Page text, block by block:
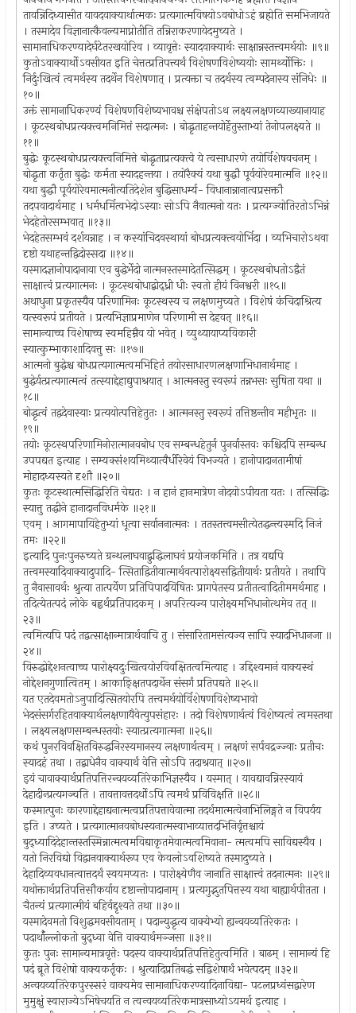
तावन्निदिध्यासीत यावदवाक्यार्थात्मकः प्रत्यगात्मविषयोऽवबोधोऽहं ब्रह्मेति समभिजायते
। तस्मादेव विज्ञानात्कैवल्यमाप्नोतीति तन्निराकरणायेदमुच्यते ।
सामानाधिकरण्यादेर्घटेतरखयोरिव । व्यावृत्तेः स्यादवाक्यार्थः साक्षान्नस्तत्त्वमर्थयोः ॥९॥
कुतोऽवाक्यार्थोऽवसीयत इति चेत्तत्प्रतिपत्त्यर्थं विशेषणविशेष्ययोः सामर्थ्योक्तिः ।
निर्दुःखित्वं त्वमर्थस्य तदर्थेन विशेषणात् । प्रत्यक्ता च तदर्थस्य त्वम्पदेनास्य संनिधेः ॥
१०॥
उक्तं सामानाधिकरण्यं विशेषणविशेष्यभावश्च संक्षेपतोऽथ लक्ष्यलक्षणव्याख्यानायाह
। कूटस्थबोधप्रत्यक्त्वमनिमित्तं सदात्मनः । बोद्धृताहन्तयोर्हेतुस्ताभ्यां तेनोपलक्ष्यते ॥
११॥
बुद्धेः कूटस्थबोधप्रत्यक्त्वनिमित्ते बोद्धृताप्रत्यक्त्वे ये त्वसाधारणे तयोर्विशेषवचनम् ।
बोद्धृता कर्तृता बुद्धेः कर्मता स्यादहन्तया । तयोरैक्यं यथा बुद्धौ पूर्वयोरेवमात्मनि ॥१२॥
यथा बुद्धौ पूर्वयोरेवमात्मनीत्यतिदेशेन बुद्धिसाधर्म्य- विधानान्नानात्वप्रसक्तौ
तदपवादार्थमाह । धर्मधर्मित्वभेदोऽस्याः सोऽपि नैवात्मनो यतः । प्रत्यग्ज्योतिरतोऽभिन्नं
भेदहेतोरसम्भवात् ॥१३॥
भेदहेतसम्भवं दर्शयन्नाह । न कस्यांचिदवस्थायां बोधप्रत्यक्त्वयोर्भिदा । व्यभिचारोऽथवा
दृष्टो यथाहन्तद्विदोस्सदा ॥१४॥
यस्मादज्ञानोपादानाया एव बुद्धेर्भेदो नात्मनस्तस्मादेतत्सिद्धम् । कूटस्थबोधतोऽद्वैतं
साक्षात्त्वं प्रत्यगात्मनः । कूटस्थबोधाद्बोद्ध्री धीः स्वतो हीयं विनश्वरी ॥१५॥
अथाधुना प्रकृतस्यैव परिणामिनः कूटस्थस्य च लक्षणमुच्यते । विशेषं कंचिदाश्रित्य
यत्स्वरूपं प्रतीयते । प्रत्यभिज्ञाप्रमाणेन परिणामी स देहवत् ॥१६॥
सामान्याच्च विशेषाच्च स्वमहिम्नैव यो भवेत् । व्युथ्यायाप्यविकारी
स्यात्कुम्भाकाशादिवत्तु सः ॥१७॥
आत्मनो बुद्धेश्च बोधप्रत्यगात्मत्वमभिहितं तयोरसाधारणलक्षणाभिधानार्थमाह ।
बुद्धेर्यत्प्रत्यगात्मत्वं तत्स्याद्देहाद्युपाश्रयात् । आत्मनस्तु स्वरूपं तन्नभसः सुषिता यथा ॥
१८॥
बोद्धृत्वं तद्वदेवास्याः प्रत्ययोत्पत्तिहेतुतः । आत्मनस्तु स्वरूपं तत्तिष्ठन्तीव महीभृतः ॥
१९॥
तयोः कूटस्थपरिणामिनोरात्मानवबोध एव सम्बन्धहेतुर्न पुनर्वास्तवः कश्चिदपि सम्बन्ध
उपपद्यत इत्याह । सम्यक्संशयमिथ्यात्वैर्धीरेवेयं विभज्यते । हानोपादानतामीषां
मोहादध्यस्यते दृशौ ॥२०॥
कुतः कूटस्थात्मसिद्धिरिति चेद्यतः । न हानं हानमात्रेण नोदयोऽपीयता यतः । तत्सिद्धिः
स्यात्तु तद्धीने हानादानविधर्मके ॥२१॥
एवम् । आगमापायिहेतुभ्यां धूत्वा सर्वाननात्मनः । ततस्तत्त्वमसीत्येतद्धन्त्यस्मदि निजं
तमः ॥२२॥
इत्यादि पुनःपुनरुच्यते ग्रन्थलाघवाद्बुद्धिलाघवं प्रयोजकमिति । तत्र यद्यपि
तत्त्वमस्यादिवाक्यादुपादि- त्सिताद्वितीयात्मार्थवत्पारोक्ष्यसद्वितीयार्थः प्रतीयते । तथापि
तु नैवासावर्थः श्रुत्या तात्पर्येण प्रतिपिपादयिषितः प्रागपेतस्य प्रतीतत्वादितीममर्थमाह ।
तदित्येतत्पदं लोके बह्वर्थप्रतिपादकम् । अपरित्यज्य पारोक्ष्यमभिधानोत्थमेव तत् ॥
२३॥
त्वमित्यपि पदं तद्वत्साक्षान्मात्रार्थवाचि तु । संसारितामसंत्यज्य सापि स्यादभिधानजा ॥
२४॥
विरुद्धोद्देशनत्वाच्च पारोक्ष्यदुःखित्वयोरविवक्षितत्वमित्याह । उद्दिश्यमानं वाक्यस्थं
नोद्देशनगुणात्वितम् । आकाङ्क्षितपदार्थेन संसर्गं प्रतिपद्यते ॥२५॥
यत एतदेवमतोऽनुपादित्सितयोरपि तत्त्वमर्थयोर्विशेषणविशेष्यभावो
भेदसंसर्गरहितवाक्यार्थलक्षणायैवेत्युपसंहारः । तदो विशेषणार्थत्वं विशेष्यत्वं त्वमस्तथा
। लक्ष्यलक्षणसम्बन्धस्तयोः स्यात्प्रत्यगात्मना ॥२६॥
कथं पुनरविवक्षितविरुद्धनिरस्यमानस्य लक्षणार्थत्वम् । लक्षणं सर्पवद्रज्ज्वाः प्रतीचः
स्यादहं तथा । तद्बाधेनैव वाक्यार्थं वेत्ति सोऽपि तदाश्रयात् ॥२७॥
इयं चावाक्यार्थप्रतिपत्तिरन्वयव्यतिरेकाभिज्ञस्यैव । यस्मात् । यावद्यावन्निरस्यायं
देहादीन्प्रत्यगञ्चति । तावत्तावत्तदर्थोऽपि त्वमर्थं प्रविविक्षति ॥२८॥
कस्मात्पुनः कारणाद्देहाद्यनात्मत्वप्रतिपत्तावेवात्मा तदर्थमात्मत्वेनाभिलिङ्गते न विपर्यय
इति । उच्यते । प्रत्यगात्मानवबोधस्यनात्मस्वाभाव्यात्तदभिनिर्वृत्तश्चायं
बुद्ध्यादिदेहान्तस्तस्मिन्नात्मत्वमविद्याकृतमेवात्मत्वमिवाना- त्मत्वमपि साविद्यस्यैव ।
यतो निरविद्यो विद्वानवाक्यार्थरूप एव केवलोऽवशिष्यते तस्मादुच्यते ।
देहादिव्यवधानत्वात्तदर्थं स्वयमप्यतः । पारोक्ष्येणैव जानाति साक्षात्त्वं तदनात्मनः ॥२९॥
यथोक्तार्थप्रतिपत्तिसौकर्याय दृष्टान्तोपादानाम् । प्रत्यगुद्भुतपित्तस्य यथा बाह्यार्थपीतता ।
चैतन्यं प्रत्यगात्मीयं बहिर्वद्दृश्यते तथा ॥३०॥
यस्मादेवमतो विशुद्धमवसीयताम् । पदान्युद्धृत्य वाक्येभ्यो ह्यन्वयव्यतिरेकतः ।
पदार्थाँल्लोकतो बुद्ध्वा वेत्ति वाक्यार्थमञ्जसा ॥३१॥
कुतः पुनः सामान्यमात्रवृत्तेः पदस्य वाक्यार्थप्रतिपत्तिहेतुत्वमिति । बाढम् । सामान्यं हि
पदं ब्रूते विशेषो वाक्यकर्तृकः । श्रुत्यादिप्रतिबद्धं सद्विशेषार्थं भवेत्पदम् ॥३२॥
अन्वयव्यतिरेकपुरस्सरं वाक्यमेव सामानाधिकरण्यादिनाविद्या- पटलप्रध्वंसद्वारेण
मुमुक्षुं स्वाराज्येऽभिषेचयति न त्वन्वयव्यतिरेकमात्रसाध्योऽयमर्थ इत्याह ।